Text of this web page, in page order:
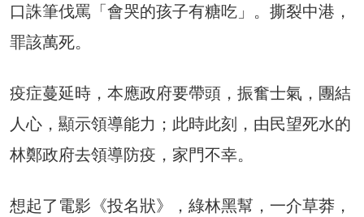
口誅筆伐罵「會哭的孩子有糖吃」。撕裂中港，
罪該萬死。
疫症蔓延時，本應政府要帶頭，振奮士氣，團結
人心，顯示領導能力；此時此刻，由民望死水的
林鄭政府去領導防疫，家門不幸。
想起了電影《投名狀》，綠林黑幫，一介草莽，